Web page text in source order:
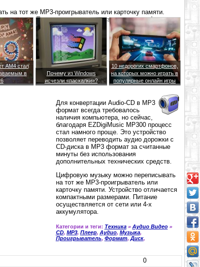
на тот же MP3-проигрыватель или карточку памяти.
Питание осуществляется от сети или 4-х
AM4 стал
в
Почему из Windows
исчезли «пасхалки»?
10 недорогих смартфонов,
на которых можно играть в
популярные онлайн игры
Для конвертации Audio-CD в МР3
формат всегда требовалось
наличия компьютера, но сейчас,
благодаря EZDigiMusic MP300 процесс
стал намного проще. Это устройство
позволяет переводить аудио дорожки с
CD-диска в MP3 формат за считанные
минуты без использования
дополнительных технических средств.
Цифровую музыку можно переписывать
на тот же MP3-проигрыватель или
карточку памяти. Устройство отличается
компактными размерами. Питание
осуществляется от сети или 4-х
аккумулятора.
Категории и теги: Техника» Аудио Видео»
CD, MP3, Плеер, Аудио, Музыка,
Проигрыватель, Формат, Диск,
0